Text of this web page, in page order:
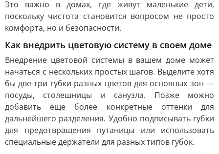
Это важно в домах, где живут маленькие дети,
поскольку чистота становится вопросом не просто
комфорта, но и безопасности.
Как внедрить цветовую систему в своем доме
Внедрение цветовой системы в вашем доме может
начаться с нескольких простых шагов. Выделите хотя
бы две-три губки разных цветов для основных зон —
посуды, столешницы и санузла. Позже можно
добавить еще более конкретные оттенки для
дальнейшего разделения. Удобно подписывать губки
для предотвращения путаницы или использовать
специальные держатели для разных типов губок.